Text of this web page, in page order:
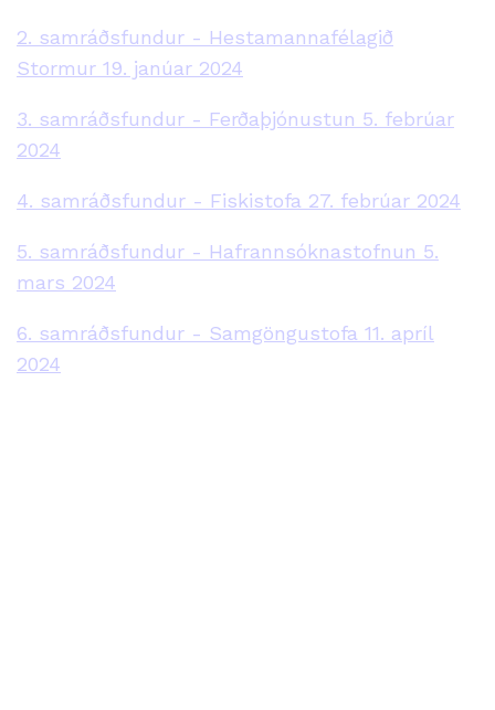
2. samráðsfundur - Hestamannafélagið
Stormur 19. janúar 2024
3. samráðsfundur - Ferðaþjónustun 5. febrúar
2024
4. samráðsfundur - Fiskistofa 27. febrúar 2024
5. samráðsfundur - Hafrannsóknastofnun 5.
mars 2024
6. samráðsfundur - Samgöngustofa 11. apríl
2024